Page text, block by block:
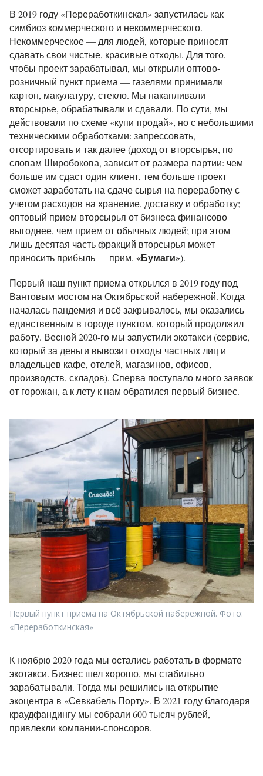
В 2019 году «Переработкинская» запустилась как
симбиоз коммерческого и некоммерческого.
Некоммерческое — для людей, которые приносят
сдавать свои чистые, красивые отходы. Для того,
чтобы проект зарабатывал, мы открыли оптово-
розничный пункт приема — газелями принимали
картон, макулатуру, стекло. Мы накапливали
вторсырье, обрабатывали и сдавали. По сути, мы
действовали по схеме «купи-продай», но с небольшими
техническими обработками: запрессовать,
отсортировать и так далее (доход от вторсырья, по
словам Широбокова, зависит от размера партии: чем
больше им сдаст один клиент, тем больше проект
сможет заработать на сдаче сырья на переработку с
учетом расходов на хранение, доставку и обработку;
оптовый прием вторсырья от бизнеса финансово
выгоднее, чем прием от обычных людей; при этом
лишь десятая часть фракций вторсырья может
приносить прибыль — прим. «Бумаги»).
Первый наш пункт приема открылся в 2019 году под
Вантовым мостом на Октябрьской набережной. Когда
началась пандемия и всё закрывалось, мы оказались
единственным в городе пунктом, который продолжил
работу. Весной 2020-го мы запустили экотакси (сервис,
который за деньги вывозит отходы частных лиц и
владельцев кафе, отелей, магазинов, офисов,
производств, складов). Сперва поступало много заявок
от горожан, а к лету к нам обратился первый бизнес.
Первый пункт приема на Октябрьской набережной. Фото:
«Переработкинская»
К ноябрю 2020 года мы остались работать в формате
экотакси. Бизнес шел хорошо, мы стабильно
зарабатывали. Тогда мы решились на открытие
экоцентра в «Севкабель Порту». В 2021 году благодаря
краудфандингу мы собрали 600 тысяч рублей,
привлекли компании-спонсоров.